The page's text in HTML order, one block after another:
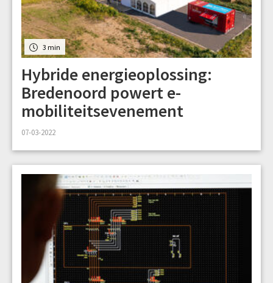
3 min
Hybride energieoplossing:
Bredenoord powert e-
mobiliteitsevenement
07-03-2022